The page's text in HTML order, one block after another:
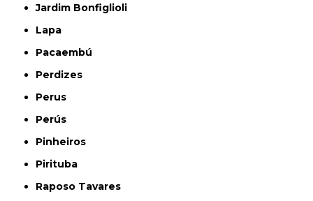
Jardim Bonfiglioli
Lapa
Pacaembú
Perdizes
Perus
Perús
Pinheiros
Pirituba
Raposo Tavares